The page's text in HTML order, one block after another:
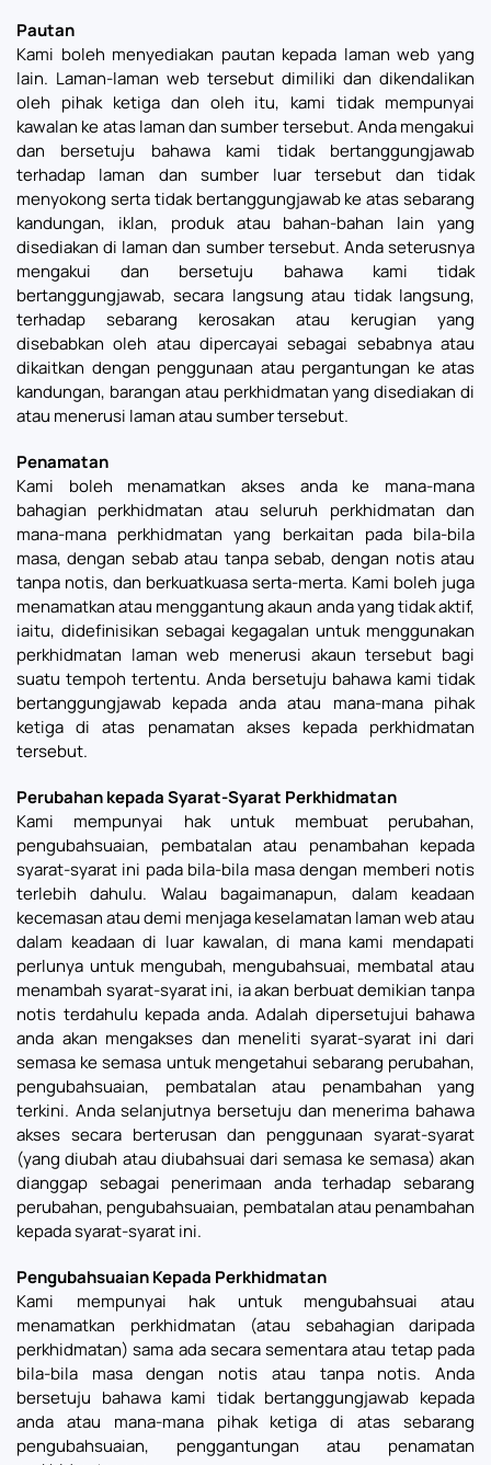
Pautan
Kami boleh menyediakan pautan kepada laman web yang
lain. Laman-laman web tersebut dimiliki dan dikendalikan
oleh pihak ketiga dan oleh itu, kami tidak mempunyai
kawalan ke atas laman dan sumber tersebut. Anda mengakui
dan bersetuju bahawa kami tidak bertanggungjawab
terhadap laman dan sumber luar tersebut dan tidak
menyokong serta tidak bertanggungjawab ke atas sebarang
kandungan, iklan, produk atau bahan-bahan lain yang
disediakan di laman dan sumber tersebut. Anda seterusnya
mengakui dan bersetuju bahawa kami tidak
bertanggungjawab, secara langsung atau tidak langsung,
terhadap sebarang kerosakan atau kerugian yang
disebabkan oleh atau dipercayai sebagai sebabnya atau
dikaitkan dengan penggunaan atau pergantungan ke atas
kandungan, barangan atau perkhidmatan yang disediakan di
atau menerusi laman atau sumber tersebut.
Penamatan
Kami boleh menamatkan akses anda ke mana-mana
bahagian perkhidmatan atau seluruh perkhidmatan dan
mana-mana perkhidmatan yang berkaitan pada bila-bila
masa, dengan sebab atau tanpa sebab, dengan notis atau
tanpa notis, dan berkuatkuasa serta-merta. Kami boleh juga
menamatkan atau menggantung akaun anda yang tidak aktif,
iaitu, didefinisikan sebagai kegagalan untuk menggunakan
perkhidmatan laman web menerusi akaun tersebut bagi
suatu tempoh tertentu. Anda bersetuju bahawa kami tidak
bertanggungjawab kepada anda atau mana-mana pihak
ketiga di atas penamatan akses kepada perkhidmatan
tersebut.
Perubahan kepada Syarat-Syarat Perkhidmatan
Kami mempunyai hak untuk membuat perubahan,
pengubahsuaian, pembatalan atau penambahan kepada
syarat-syarat ini pada bila-bila masa dengan memberi notis
terlebih dahulu. Walau bagaimanapun, dalam keadaan
kecemasan atau demi menjaga keselamatan laman web atau
dalam keadaan di luar kawalan, di mana kami mendapati
perlunya untuk mengubah, mengubahsuai, membatal atau
menambah syarat-syarat ini, ia akan berbuat demikian tanpa
notis terdahulu kepada anda. Adalah dipersetujui bahawa
anda akan mengakses dan meneliti syarat-syarat ini dari
semasa ke semasa untuk mengetahui sebarang perubahan,
pengubahsuaian, pembatalan atau penambahan yang
terkini. Anda selanjutnya bersetuju dan menerima bahawa
akses secara berterusan dan penggunaan syarat-syarat
(yang diubah atau diubahsuai dari semasa ke semasa) akan
dianggap sebagai penerimaan anda terhadap sebarang
perubahan, pengubahsuaian, pembatalan atau penambahan
kepada syarat-syarat ini.
Pengubahsuaian Kepada Perkhidmatan
Kami mempunyai hak untuk mengubahsuai atau
menamatkan perkhidmatan (atau sebahagian daripada
perkhidmatan) sama ada secara sementara atau tetap pada
bila-bila masa dengan notis atau tanpa notis. Anda
bersetuju bahawa kami tidak bertanggungjawab kepada
anda atau mana-mana pihak ketiga di atas sebarang
pengubahsuaian, penggantungan atau penamatan